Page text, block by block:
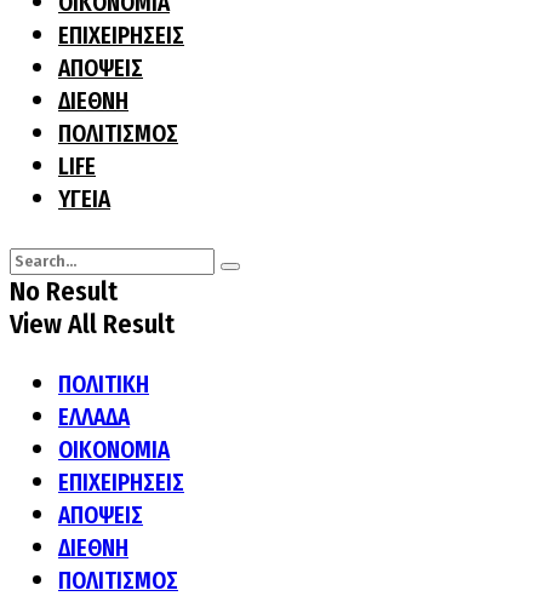
ΕΠΙΧΕΙΡΗΣΕΙΣ
ΑΠΟΨΕΙΣ
ΔΙΕΘΝΗ
ΠΟΛΙΤΙΣΜΟΣ
LIFE
ΥΓΕΙΑ
No Result
View All Result
ΠΟΛΙΤΙΚΗ
ΕΛΛΑΔΑ
ΟΙΚΟΝΟΜΙΑ
ΕΠΙΧΕΙΡΗΣΕΙΣ
ΑΠΟΨΕΙΣ
ΔΙΕΘΝΗ
ΠΟΛΙΤΙΣΜΟΣ